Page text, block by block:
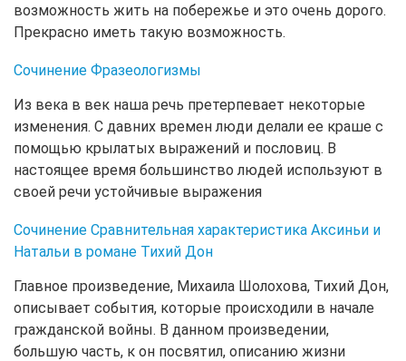
возможность жить на побережье и это очень дорого.
Прекрасно иметь такую возможность.
Сочинение Фразеологизмы
Из века в век наша речь претерпевает некоторые
изменения. С давних времен люди делали ее краше с
помощью крылатых выражений и пословиц. В
настоящее время большинство людей используют в
своей речи устойчивые выражения
Сочинение Сравнительная характеристика Аксиньи и
Натальи в романе Тихий Дон
Главное произведение, Михаила Шолохова, Тихий Дон,
описывает события, которые происходили в начале
гражданской войны. В данном произведении,
большую часть, к он посвятил, описанию жизни